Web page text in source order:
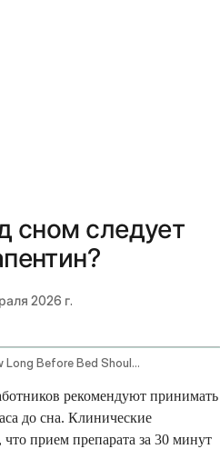
сном следует
2026 г.
How Long Before Bed Should I Take Gabapentin
рекомендуют принимать
до сна. Клинические
прием препарата за 30 минут